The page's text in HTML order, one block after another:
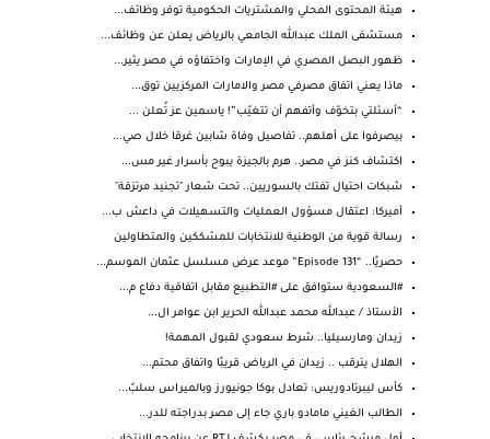
هيئة المحتوى المحلي والمشتريات الحكومية توفر وظائف...
مستشفى الملك عبدالله الجامعي بالرياض يعلن عن وظائف...
ظهور البصل المصري في الإمارات واختفاؤه في مصر يثير...
‏ماذا يعني اتفاق مصرفي مصر والامارات المركزيين توق...
“أسئلتي بتخوّف وأتفهم أن تتغيّب”! ياسمين عز تُعلن ...
بيصرفوا على أهلهم.. تفاصيل وفاة شابين غرقا خلال صي...
اكتشاف كنز في مصر.. هرم بالجيزة يبوح بأسرار غير مس...
شبكات احتيال تفتك بالسوريين.. تحت شعار "تجنيد مرتزقة"
أميركا: اعتقال مسؤول العمليات والتسهيلات في داعش ب...
رسالة قوية من الوطنية للانتخابات للمشككين والمتطاولين
حصريًا.. “Episode 131” موعد عرض مسلسل عثمان الموسم...
#السعودية ستوافق على #التطبيع مقابل اتفاقية دفاع م...
الأستاذ / عبدالله محمد عبدالله الحرير ابن عوامر ال...
زيدان ومارسيليا.. شرط سعودي لقبول المهمة!
الهلال يترقب .. زيدان في الرياض قريبًا واتفاق محتم...
كأس ليبرتادوريس: تعادل بوكا جونيورز وبالميراس سلبً...
الطالب الغيني مامادو باري جاء إلى مصر بدراجته للدر...